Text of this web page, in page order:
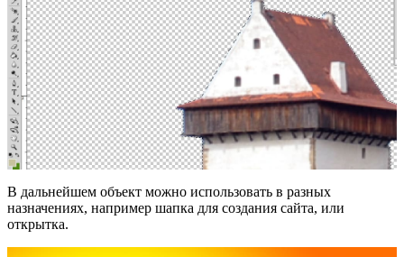
В дальнейшем объект можно использовать в разных
назначениях, например шапка для создания сайта, или
открытка.